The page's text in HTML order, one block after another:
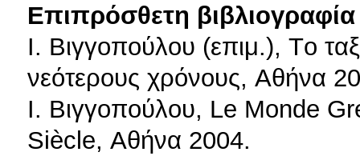
Επιπρόσθετη βιβλιογραφία
Ι. Βιγγοπούλου (επιμ.), Tο
νεότερους χρόνους, Aθήνα
Ι. Βιγγοπούλου, Le Monde
Siècle, Αθήνα 2004.